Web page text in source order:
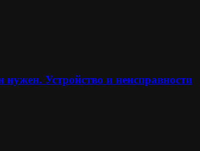
Устройство и неисправности